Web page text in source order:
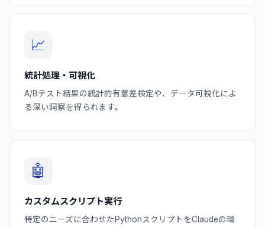
📈
統計処理・可視化
A/Bテスト結果の統計的有意差検定や、データ可視化によ
る深い洞察を得られます。
🤖
カスタムスクリプト実行
特定のニーズに合わせたPythonスクリプトをClaudeの環